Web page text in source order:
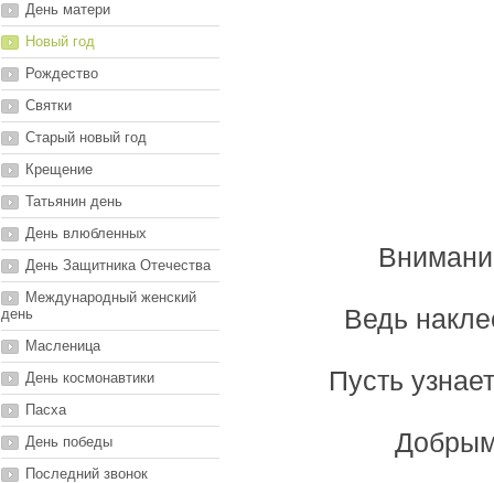
День матери
Новый год
Рождество
Святки
Старый новый год
Крещение
Татьянин день
День влюбленных
День Защитника Отечества
Международный женский
день
Масленица
День космонавтики
Пасха
День победы
Последний звонок
Ведь
Пусть